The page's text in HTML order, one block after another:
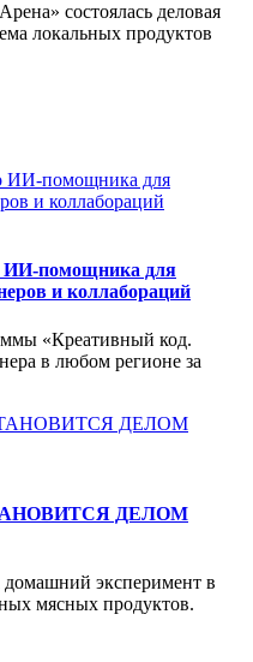
состоялась деловая
локальных продуктов
ИИ-помощника для
и коллабораций
«Креативный код.
в любом регионе за
ДЕЛОМ
домашний эксперимент в
мясных продуктов.